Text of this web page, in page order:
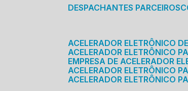
DESPACHANTES PARCEIROS
ACELERADOR ELETRÔNICO
ACELERADOR ELETRÔNICO
EMPRESA DE ACELERADOR
ACELERADOR ELETRÔNICO
ACELERADOR ELETRÔNICO